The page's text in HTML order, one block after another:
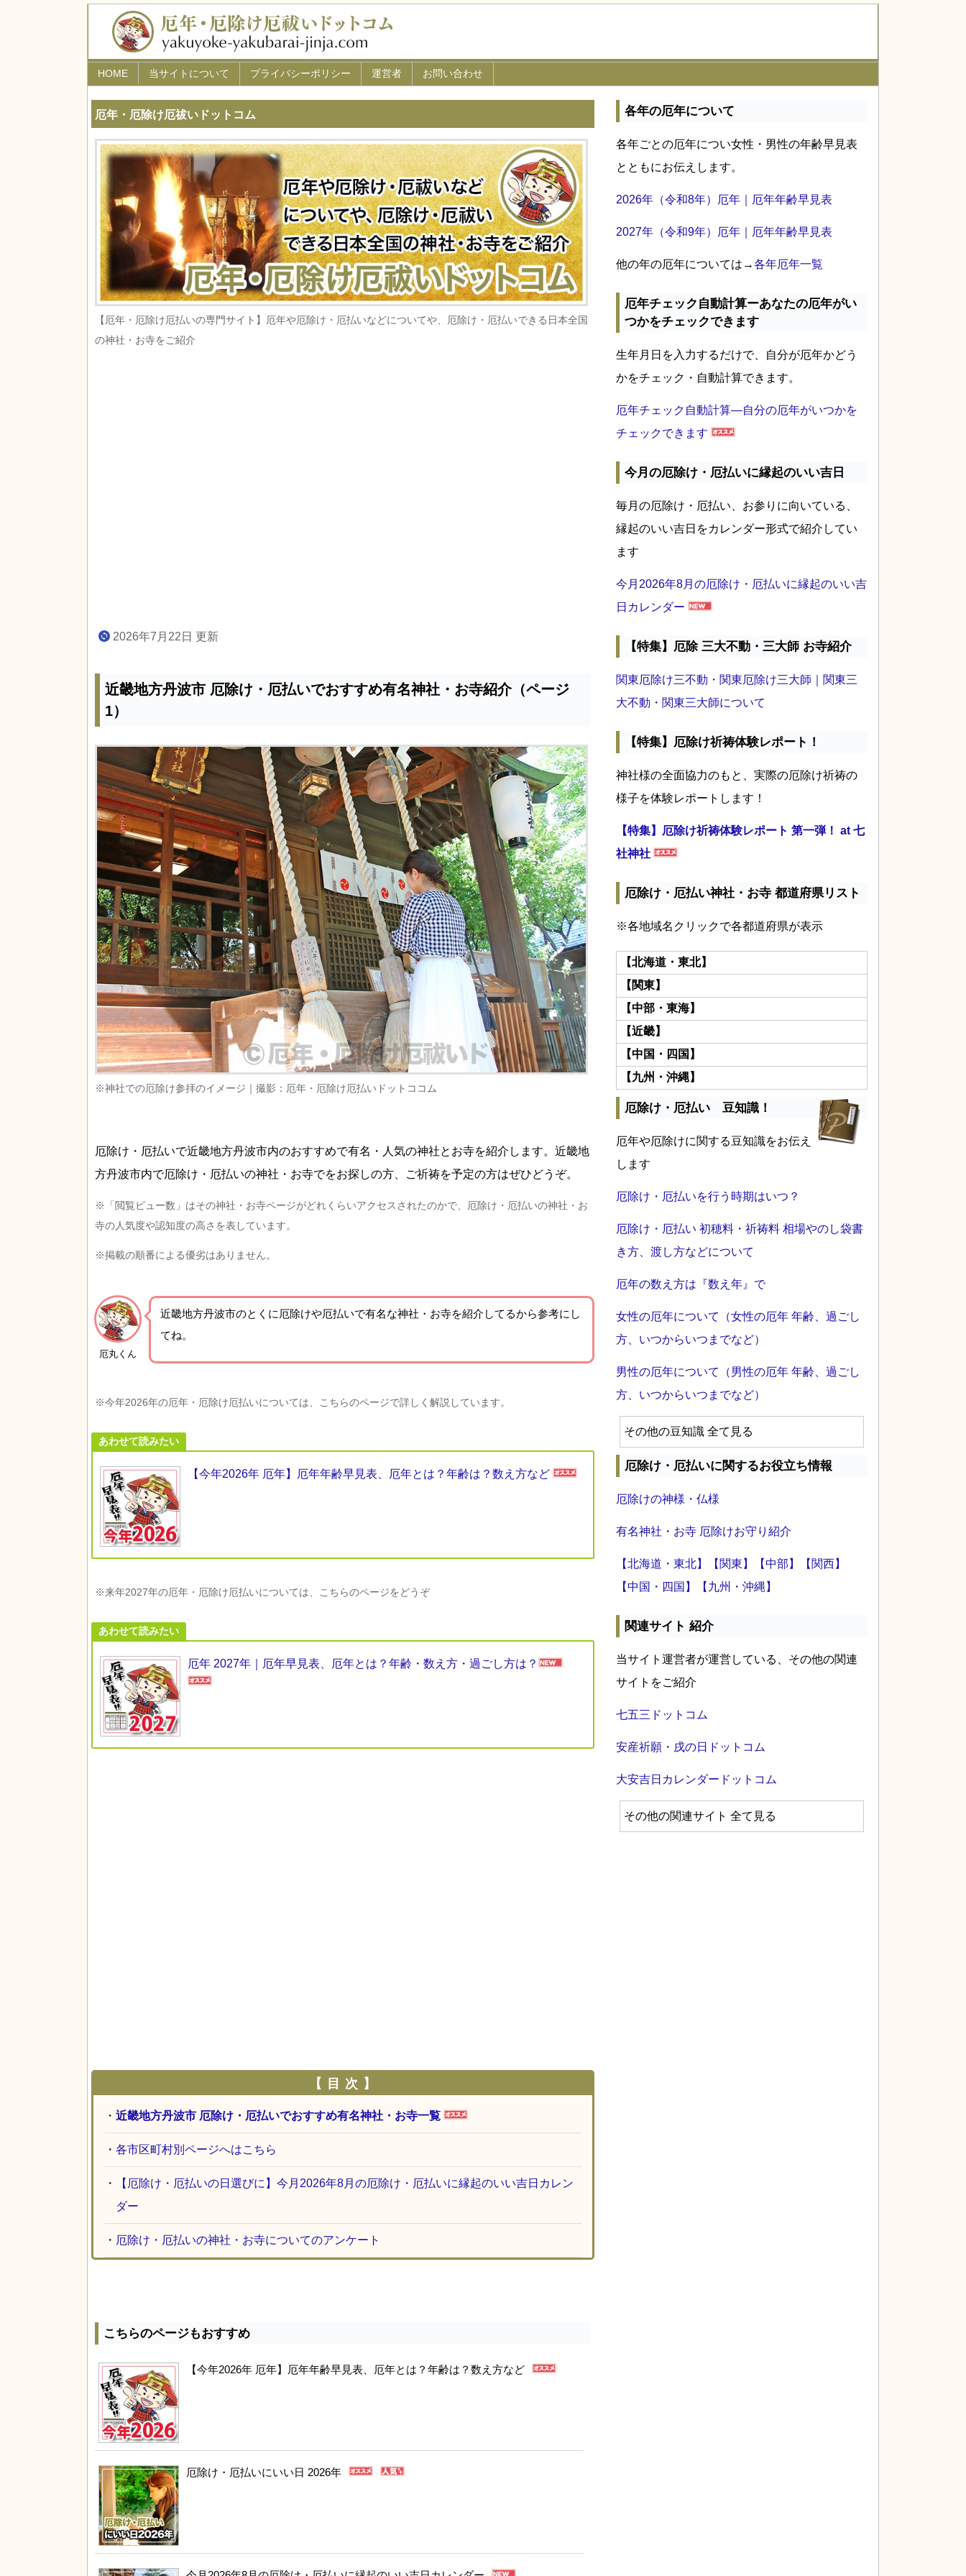
厄年・厄除け厄祓いドットコム
【厄年・厄除け厄払いの専門サイト】厄年や厄除け・厄払いなどについてや、厄除け・厄払いできる日本全国
の神社・お寺をご紹介
2026年7月22日 更新
近畿地方丹波市 厄除け・厄払いでおすすめ有名神社・お寺紹介（ページ
1）
※神社での厄除け参拝のイメージ｜撮影：厄年・厄除け厄払いドットココム
厄除け・厄払いで近畿地方丹波市内のおすすめで有名・人気の神社とお寺を紹介します。近畿地
方丹波市内で厄除け・厄払いの神社・お寺でをお探しの方、ご祈祷を予定の方はぜひどうぞ。
※「閲覧ビュー数」はその神社・お寺ページがどれくらいアクセスされたのかで、厄除け・厄払いの神社・お
寺の人気度や認知度の高さを表しています。
※掲載の順番による優劣はありません。
厄丸くん
近畿地方丹波市のとくに厄除けや厄払いで有名な神社・お寺を紹介 してるから参考にし
てね。
※今年2026年の厄年・厄除け厄払いについては、こちらのページで詳しく解説しています。
あわせて読みたい
【今年2026年 厄年】厄年年齢早見表、厄年とは？年齢は？数え方など
※来年2027年の厄年・厄除け厄払いについては、こちらのページをどうぞ
あわせて読みたい
厄年 2027年｜厄年早見表、厄年とは？年齢・数え方・過ごし方は？
【 目 次 】
・ 近畿地方丹波市 厄除け・厄払いでおすすめ有名神社・お寺一覧
・ 各市区町村別ページへはこちら
・
【厄除け・厄払いの日選びに】今月2026年8月の厄除け・厄払いに縁起のいい吉日カレン
ダー
・ 厄除け・厄払いの神社・お寺についてのアンケート
こちらのページもおすすめ
【今年2026年 厄年】厄年年齢早見表、厄年とは？年齢は？数え方など
厄除け・厄払いにいい日 2026年
各年の厄年について
各年ごとの厄年につい女性・男性の年齢早見表
とともにお伝えします。
2026年（令和8年）厄年｜厄年年齢早見表
2027年（令和9年）厄年｜厄年年齢早見表
他の年の厄年については→各年厄年一覧
厄年チェック自動計算ーあなたの厄年がい
つかをチェックできます
生年月日を入力するだけで、自分が厄年かどう
かをチェック・自動計算できます。
厄年チェック自動計算―自分の厄年がいつかを
チェックできます
今月の厄除け・厄払いに縁起のいい吉日
毎月の厄除け・厄払い、お参りに向いている、
縁起のいい吉日をカレンダー形式で紹介してい
ます
今月2026年8月の厄除け・厄払いに縁起のいい吉
日カレンダー
【特集】厄除 三大不動・三大師 お寺紹介
関東厄除け三不動・関東厄除け三大師｜関東三
大不動・関東三大師について
【特集】厄除け祈祷体験レポート！
神社様の全面協力のもと、実際の厄除け祈祷の
様子を体験レポートします！
【特集】厄除け祈祷体験レポート 第一弾！ at 七
社神社
厄除け・厄払い神社・お寺 都道府県リスト
※各地域名クリックで各都道府県が表示
【北海道・東北】
【関東】
【中部・東海】
【近畿】
【中国・四国】
【九州・沖縄】
厄除け・厄払い 豆知識！
厄年や厄除けに関する豆知識をお伝え
します
厄除け・厄払いを行う時期はいつ？
厄除け・厄払い 初穂料・祈祷料 相場やのし袋書
き方、渡し方などについて
厄年の数え方は『数え年』で
女性の厄年について（女性の厄年 年齢、過ごし
方、いつからいつまでなど）
男性の厄年について（男性の厄年 年齢、過ごし
方、いつからいつまでなど）
その他の豆知識 全て見る
厄除け・厄払いに関するお役立ち情報
厄除けの神様・仏様
有名神社・お寺 厄除けお守り紹介
【北海道・東北】 【関東】 【中部】
【関西】
【中国・四国】
【九州・沖縄】
関連サイト 紹介
当サイト運営者が運営している、その他の関連
サイトをご紹介
七五三ドットコム
安産祈願・戌の日ドットコム
大安吉日カレンダードットコム
その他の関連サイト 全て見る
HOME 当サイトについて プライバシーポリシー 運営者 お問い合わせ